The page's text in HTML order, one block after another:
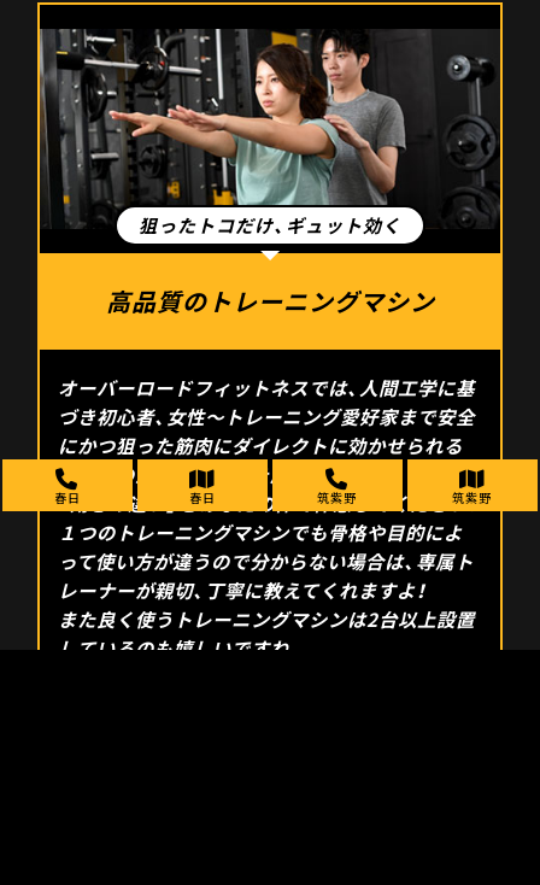
高品質のトレーニングマシン
オーバーロードフィットネスでは、人間工学に基
づき初心者、女性～トレーニング愛好家まで安全
にかつ狙った筋肉にダイレクトに効かせられる
最高峰の海外製マシンを厳選導入。
「効きの違い」をあなたの体で体感してください！
１つのトレーニングマシンでも骨格や目的によ
って使い方が違うので分からない場合は、専属ト
レーナーが親切、丁寧に教えてくれますよ！
また良く使うトレーニングマシンは2台以上設置
しているのも嬉しいですね。
春日 春日 筑紫野 筑紫野